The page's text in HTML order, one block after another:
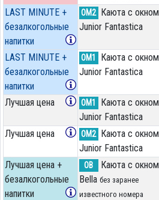
LAST MINUTE +
безалкогольные
напитки
OM2 Каюта с окном
Junior Fantastica
LAST MINUTE +
безалкогольные
напитки
OM1
Каюта с окном
Junior Fantastica
Лучшая цена OM1
Каюта с окном
Junior Fantastica
Лучшая цена OM2 Каюта с окном
Junior Fantastica
Лучшая цена +
безалкогольные
напитки
OB
Каюта с окном
Bella без заранее
известного номера